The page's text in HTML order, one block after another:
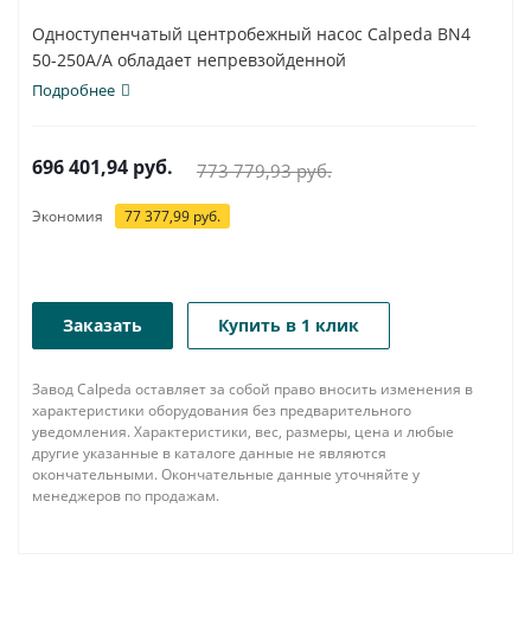
Одноступенчатый центробежный насос Calpeda BN4
50-250A/A обладает непревзойденной
универсальностью...
Подробнее
696 401,94 руб. 773 779,93руб.
Экономия 77 377,99 руб.
Заказать Купить в 1 клик
Завод Calpeda оставляет за собой право вносить изменения в
характеристики оборудования без предварительного
уведомления. Характеристики, вес, размеры, цена и любые
другие указанные в каталоге данные не являются
окончательными. Окончательные данные уточняйте у
менеджеров по продажам.